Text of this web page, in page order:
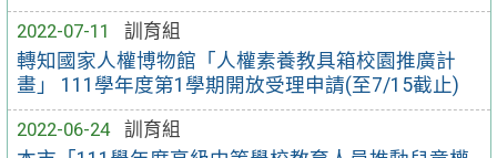
2022-07-11
訓育組
轉知國家人權博物館「人權素養教具箱校園推廣計
畫」 111學年度第1學期開放受理申請(至7/15截止)
2022-06-24
訓育組